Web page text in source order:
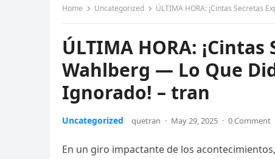
Home Uncategorized ÚLTIMA HORA: ¡Cintas Secretas
ÚLTIMA HORA:
Wahlberg — Lo Que
Ignorado! – tran
Uncategorized quetran · May 29, 2025 · 0 Comment
En un giro impactante de los